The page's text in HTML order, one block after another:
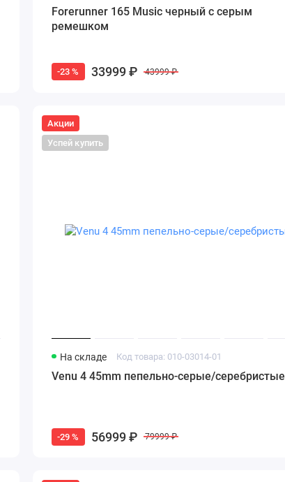
Forerunner 165 Music черный с серым
ремешком
-23 % 33999 ₽ 43999 ₽
Акции
Успей купить
На складе Код товара: 010-03014-01
Venu 4 45mm пепельно-серые/серебристые
-29 % 56999 ₽ 79999 ₽